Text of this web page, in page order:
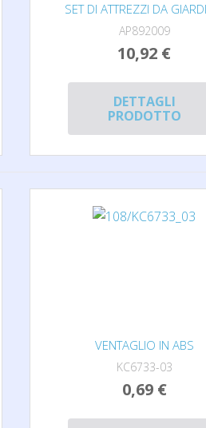
SET DI ATTREZZI DA
AP892009
10,92 €
DETTAGLI
PRODOTTO
VENTAGLIO IN ABS
KC6733-03
0,69 €